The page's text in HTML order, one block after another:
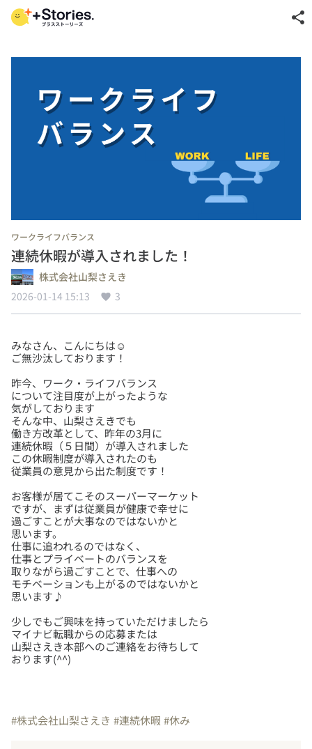
share
ワークライフバランス
連続休暇が導入されました！
株式会社山梨さえき
2026-01-14 15:13
3
みなさん、こんにちは☺
昨今、ワーク・ライフバランス
について注目度が上がったような
気がしております
そんな中、山梨さえきでも
働き方改革として、昨年の3月に
連続休暇（５日間）が導入されました
この休暇制度が導入されたのも
お客様が居てこそのスーパーマーケット
ですが、まずは従業員が健康で幸せに
過ごすことが大事なのではないかと
思います。
仕事に追われるのではなく、
仕事とプライベートのバランスを
取りながら過ごすことで、仕事への
モチベーションも上がるのではないかと
少しでもご興味を持っていただけましたら
マイナビ転職からの応募または
山梨さえき本部へのご連絡をお待ちして
おります(^^)
#株式会社山梨さえき #連続休暇 #休み